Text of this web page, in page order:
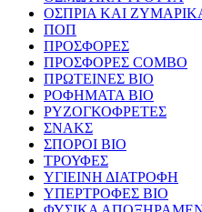
ΟΣΠΡΙΑ ΚΑΙ
ΠΟΠ
ΠΡΟΣΦΟΡΕΣ
ΠΡΟΣΦΟΡΕΣ COMBO
ΠΡΩΤΕΙΝΕΣ ΒΙΟ
ΡΟΦΗΜΑΤΑ ΒΙΟ
ΡΥΖΟΓΚΟΦΡΕΤΕΣ
ΣΝΑΚΣ
ΣΠΟΡΟΙ ΒΙΟ
ΤΡΟΥΦΕΣ
ΥΓΙΕΙΝΗ ΔΙΑΤΡΟΦΗ
ΥΠΕΡΤΡΟΦΕΣ ΒΙΟ